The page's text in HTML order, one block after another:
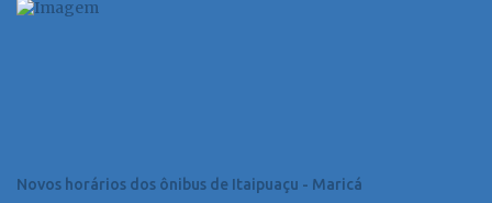
Novos horários dos ônibus de Itaipuaçu - Maricá